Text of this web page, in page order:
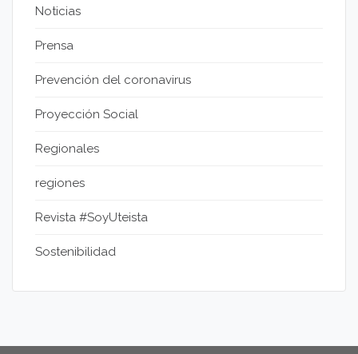
Noticias
Prensa
Prevención del coronavirus
Proyección Social
Regionales
regiones
Revista #SoyUteista
Sostenibilidad